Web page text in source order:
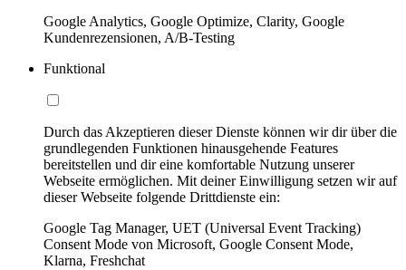
Google Analytics, Google Optimize, Clarity, Google
Kundenrezensionen, A/B-Testing
Funktional
Durch das Akzeptieren dieser Dienste können wir dir über die
grundlegenden Funktionen hinausgehende Features
bereitstellen und dir eine komfortable Nutzung unserer
Webseite ermöglichen. Mit deiner Einwilligung setzen wir auf
dieser Webseite folgende Drittdienste ein:
Google Tag Manager, UET (Universal Event Tracking)
Consent Mode von Microsoft, Google Consent Mode,
Klarna, Freshchat